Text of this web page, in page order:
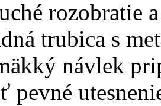
rozobratie
trubica s
návlek